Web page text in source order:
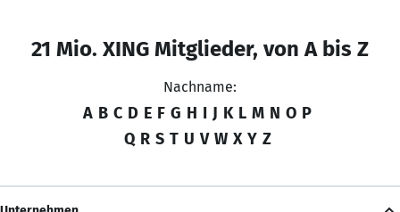
21 Mio. XING Mitglieder, von A bis Z
Nachname:
A B C D E F G H I J K L M N O P
Q R S T U V W X Y Z